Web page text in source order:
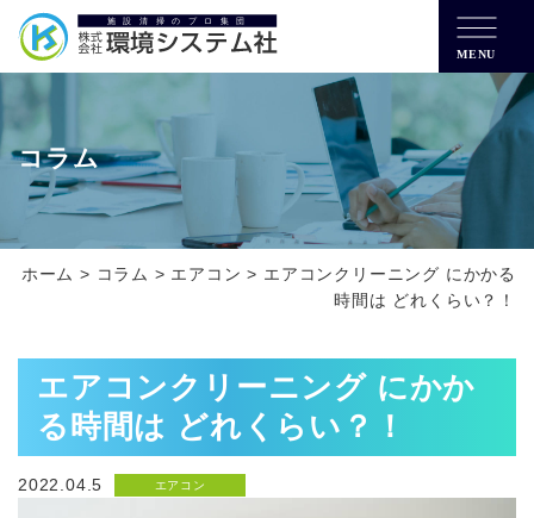
MENU
コラム
ホーム > コラム > エアコン > エアコンクリーニング にかかる
時間は どれくらい？！
エアコンクリーニング にかか
る時間は どれくらい？！
2022.04.5 エアコン